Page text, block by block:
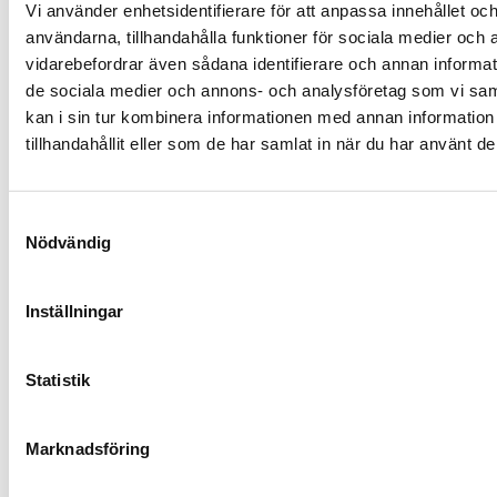
Vi använder enhetsidentifierare för att anpassa innehållet
användarna, tillhandahålla funktioner för sociala medier och
vidarebefordrar även sådana identifierare och annan
de sociala medier och annons- och analysföretag som vi
kan i sin tur kombinera informationen med annan
tillhandahållit eller som de har samlat in när du har använt
Nödvändig
Inställningar
Statistik
Marknadsföring
skivspelare, stereo, förstärkare, MC- eller MM-pickup,
drivrem, högtalare eller tillbehör till dina ljudsystem
hittar du allt du behöver för att förbättra din
ljudupplevelse här. Rega är känt för sin innovativa
teknik och exceptionella ljudkvalitet, vilket gör att du
kan njuta av musiken precis som den var tänkt att